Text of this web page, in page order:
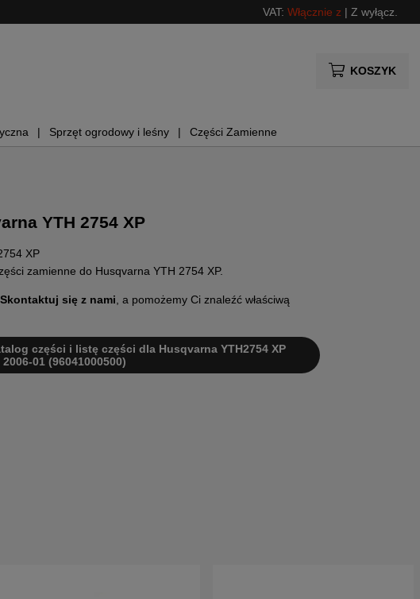
VAT: Włącznie z | Z wyłącz.
KOSZYK
Sprzęt ogrodowy i leśny Części Zamienne
YTH 2754 XP
XP
zamienne do Husqvarna YTH 2754 XP.
Skontaktuj się z nami, a pomożemy Ci znaleźć właściwą
części i listę części dla Husqvarna YTH2754 XP
2006-01 (96041000500)